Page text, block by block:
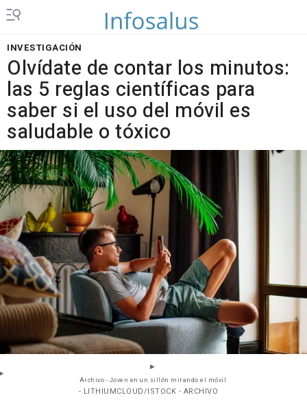
INVESTIGACIÓN
Olvídate de contar los minutos:
las 5 reglas científicas para
saber si el uso del móvil es
saludable o tóxico
Archivo - Joven en un sillón mirando el móvil.
- LITHIUMCLOUD/ISTOCK - ARCHIVO